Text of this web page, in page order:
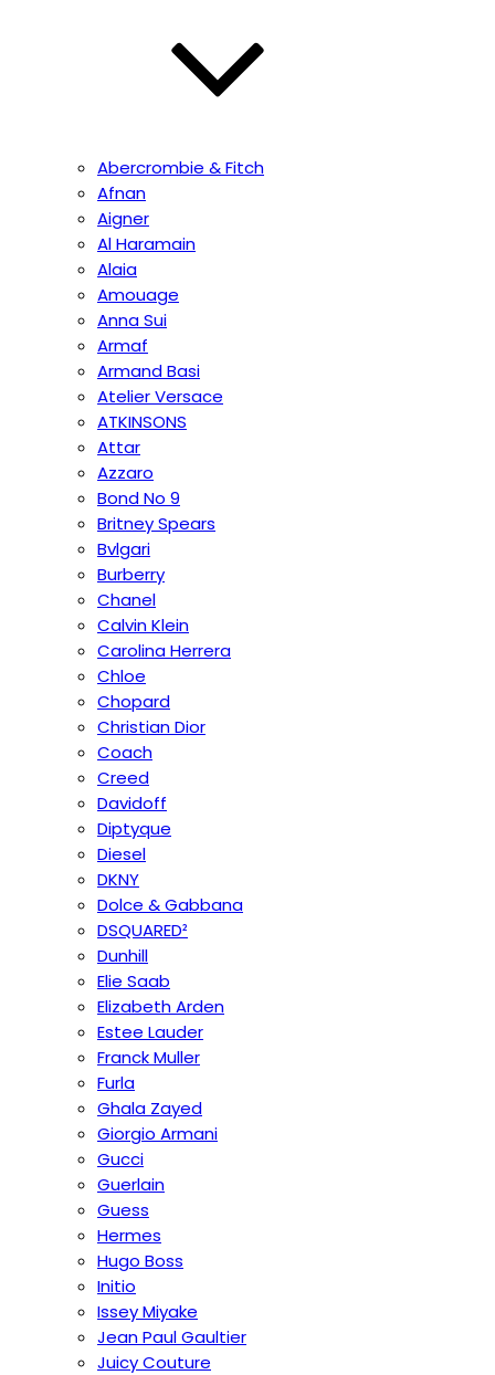
Abercrombie & Fitch
Afnan
Aigner
Al Haramain
Alaia
Amouage
Anna Sui
Armaf
Armand Basi
Atelier Versace
ATKINSONS
Attar
Azzaro
Bond No 9
Britney Spears
Bvlgari
Burberry
Chanel
Calvin Klein
Carolina Herrera
Chloe
Chopard
Christian Dior
Coach
Creed
Davidoff
Diptyque
Diesel
DKNY
Dolce & Gabbana
DSQUARED²
Dunhill
Elie Saab
Elizabeth Arden
Estee Lauder
Franck Muller
Furla
Ghala Zayed
Giorgio Armani
Gucci
Guerlain
Guess
Hermes
Hugo Boss
Initio
Issey Miyake
Jean Paul Gaultier
Juicy Couture